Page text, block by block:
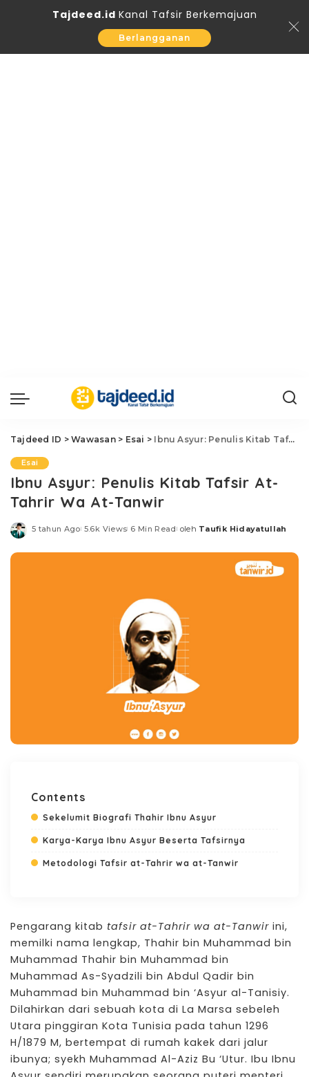
Tajdeed.id Kanal Tafsir Berkemajuan
Berlangganan
Tajdeed ID >Wawasan> Esai > Ibnu Asyur: Penulis Kitab Tafsir At-Tahrir Wa At-Tanwir
Esai
Ibnu Asyur: Penulis Kitab Tafsir At-
Tahrir Wa At-Tanwir
5 tahun Ago 5.6k Views 6 Min Read
Posted
oleh Taufik Hidayatullah
Contents
Sekelumit Biografi Thahir Ibnu Asyur
Karya-Karya Ibnu Asyur Beserta Tafsirnya
Metodologi Tafsir at-Tahrir wa at-Tanwir
Pengarang kitab tafsir at-Tahrir wa at-Tanwir ini,
memilki nama lengkap, Thahir bin Muhammad bin
Muhammad Thahir bin Muhammad bin
Muhammad As-Syadzili bin Abdul Qadir bin
Muhammad bin Muhammad bin ‘Asyur al-Tanisiy.
Dilahirkan dari sebuah kota di La Marsa sebeleh
Utara pinggiran Kota Tunisia pada tahun 1296
H/1879 M, bertempat di rumah kakek dari jalur
ibunya; syekh Muhammad Al-Aziz Bu ‘Utur. Ibu Ibnu